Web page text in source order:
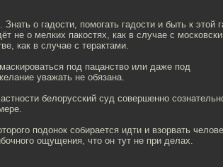
о гадости, помогать гадости и быть к этой
не о мелких пакостях, как в случае с
как в случае с терактами.
под пацанство или даже под
уважать не обязана.
белорусский суд совершенно
подонок собирается идти и взорвать
ощущения, что он тут не при делах.